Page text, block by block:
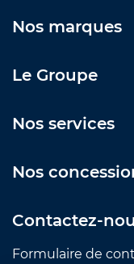
Nos marques
Le Groupe
Nos services
Nos
Contactez-
Formulaire de